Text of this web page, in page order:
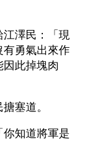
江澤民：「現
有勇氣出來作
因此掉塊肉
塞道。
知道將軍是